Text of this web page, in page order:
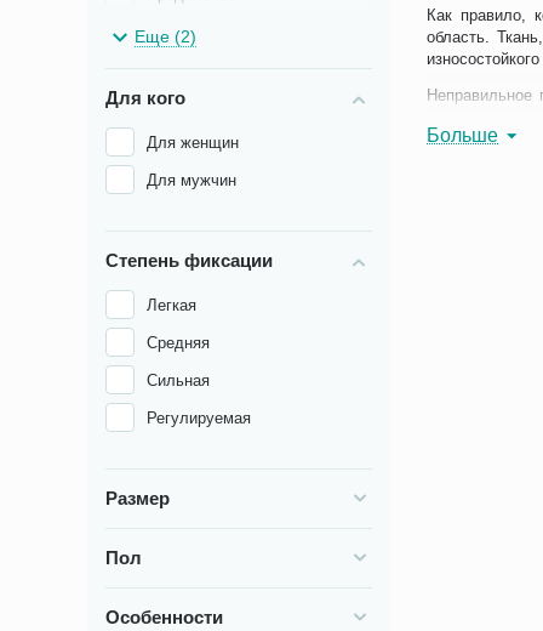
Как правило,
область.
Неправильное
недугам:
Больше
Стопа
Шея
Еще (2)
Для кого
Для женщин
Для мужчин
Степень фиксации
Легкая
Средняя
Сильная
Регулируемая
Размер
Пол
Особенности